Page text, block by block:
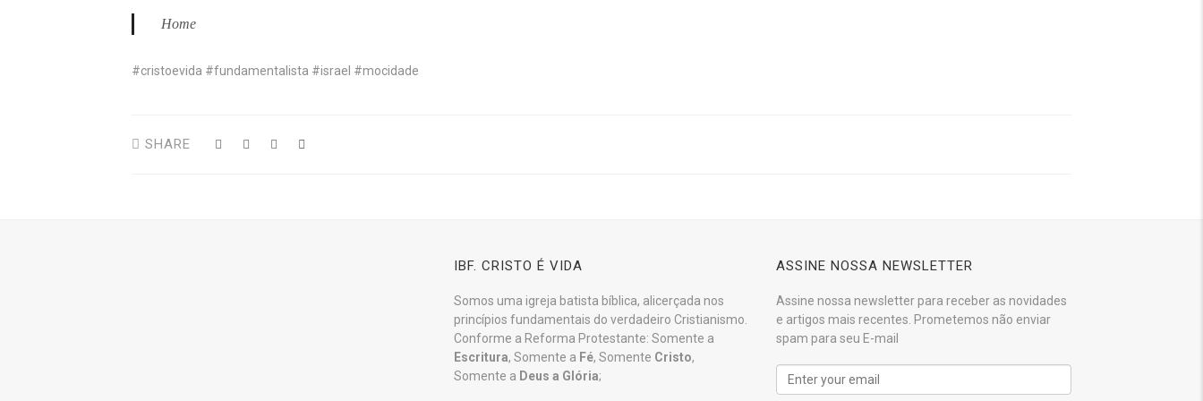
Home
#cristoevida #fundamentalista #israel #mocidade
SHARE
IBF. CRISTO É VIDA
Somos uma igreja batista bíblica, alicerçada nos
princípios fundamentais do verdadeiro Cristianismo.
Conforme a Reforma Protestante: Somente a
Escritura, Somente a Fé, Somente Cristo,
Somente a Deus a Glória;
ASSINE NOSSA NEWSLETTER
Assine nossa newsletter para receber as novidades
e artigos mais recentes. Prometemos não enviar
spam para seu E-mail